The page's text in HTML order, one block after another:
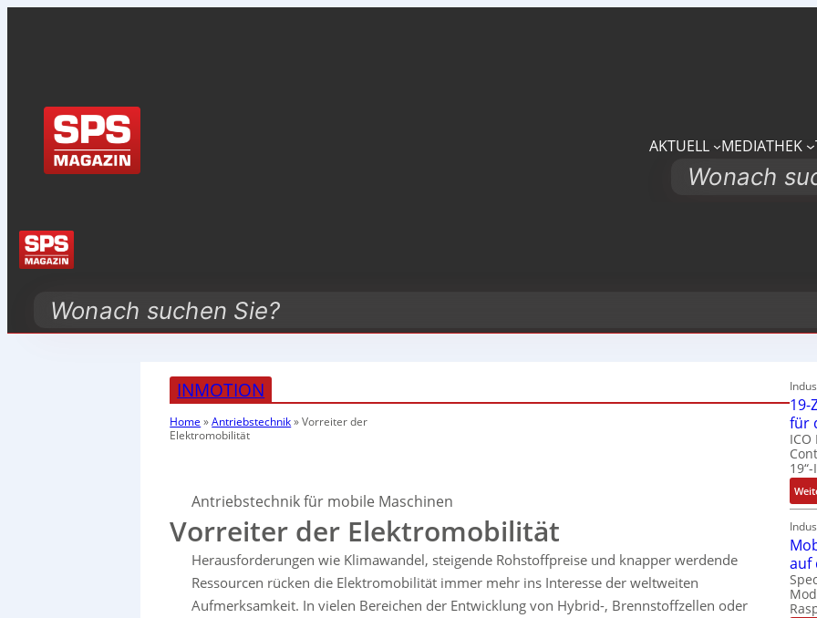
AKTUELL MEDIATHEK
Search
Search
INMOTION
Home »Antriebstechnik»Vorreiter der
Elektromobilität
Antriebstechnik für mobile Maschinen
Vorreiter der Elektromobilität
Herausforderungen wie Klimawandel, steigende Rohstoffpreise und knapper werdende
Ressourcen rücken die Elektromobilität immer mehr ins Interesse der weltweiten
Aufmerksamkeit. In vielen Bereichen der Entwicklung von Hybrid-, Brennstoffzellen oder
19-
für
auf